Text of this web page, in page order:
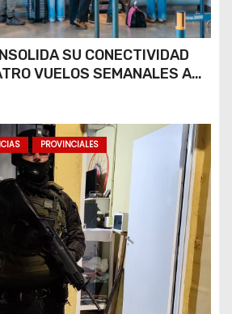
SU CONECTIVIDAD
VUELOS SEMANALES A
PROVINCIALES